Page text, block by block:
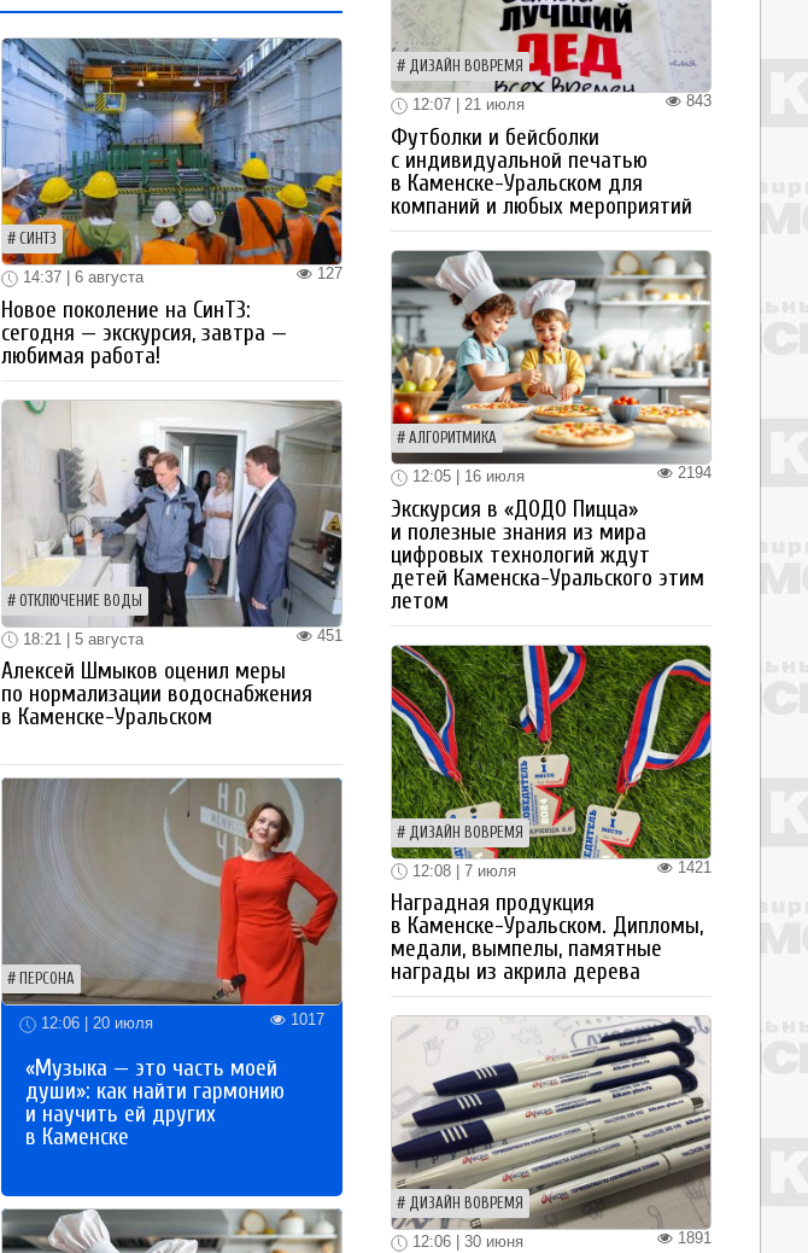
СИНТЗ
127
14:37 | 6 августа
Новое поколение на СинТЗ:
сегодня — экскурсия, завтра —
любимая работа!
ОТКЛЮЧЕНИЕ ВОДЫ
451
18:21 | 5 августа
Алексей Шмыков оценил меры
по нормализации водоснабжения
в Каменске-Уральском
ПЕРСОНА
12:06 | 20 июля 1017
«Музыка — это часть моей
души»: как найти гармонию
и научить ей других
в Каменске
ДИЗАЙН ВОВРЕМЯ
843
12:07 | 21 июля
Футболки и бейсболки
с индивидуальной печатью
в Каменске-Уральском для
компаний и любых мероприятий
АЛГОРИТМИКА
2194
12:05 | 16 июля
Экскурсия в «ДОДО Пицца»
и полезные знания из мира
цифровых технологий ждут
детей Каменска-Уральского этим
летом
ДИЗАЙН ВОВРЕМЯ
1421
12:08 | 7 июля
Наградная продукция
в Каменске-Уральском. Дипломы,
медали, вымпелы, памятные
награды из акрила дерева
ДИЗАЙН ВОВРЕМЯ
1891
12:06 | 30 июня